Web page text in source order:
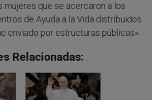
mujeres que se acercaron a los
de Ayuda a la Vida distribuidos
enviado por estructuras públicas».
Relacionadas: